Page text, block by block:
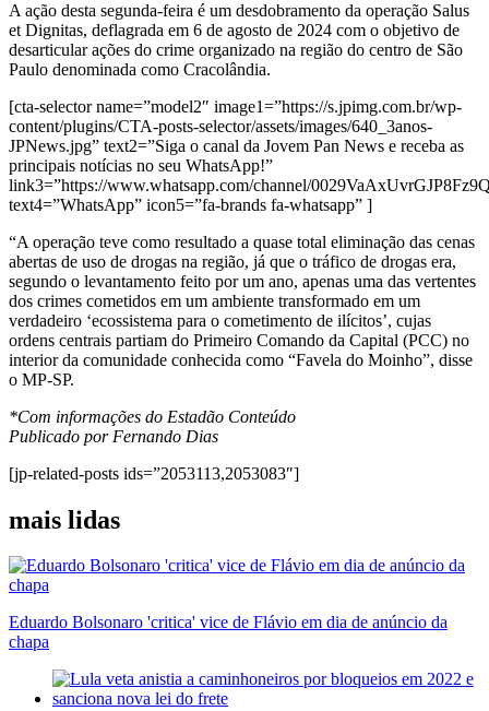
A ação desta segunda-feira é um desdobramento da operação Salus
et Dignitas, deflagrada em 6 de agosto de 2024 com o objetivo de
desarticular ações do crime organizado na região do centro de São
Paulo denominada como Cracolândia.
[cta-selector name=”model2″ image1=”https://s.jpimg.com.br/wp-
content/plugins/CTA-posts-selector/assets/images/640_3anos-
JPNews.jpg” text2=”Siga o canal da Jovem Pan News e receba as
principais notícias no seu WhatsApp!”
link3=”https://www.whatsapp.com/channel/
text4=”WhatsApp” icon5=”fa-brands fa-whatsapp” ]
“A operação teve como resultado a quase total eliminação das cenas
abertas de uso de drogas na região, já que o tráfico de drogas era,
segundo o levantamento feito por um ano, apenas uma das vertentes
dos crimes cometidos em um ambiente transformado em um
verdadeiro ‘ecossistema para o cometimento de ilícitos’, cujas
ordens centrais partiam do Primeiro Comando da Capital (PCC) no
interior da comunidade conhecida como “Favela do Moinho”, disse
o MP-SP.
*Com informações do Estadão Conteúdo
Publicado por Fernando Dias
[jp-related-posts ids=”2053113,2053083″]
mais lidas
Eduardo Bolsonaro 'critica' vice de Flávio em dia de anúncio da
chapa